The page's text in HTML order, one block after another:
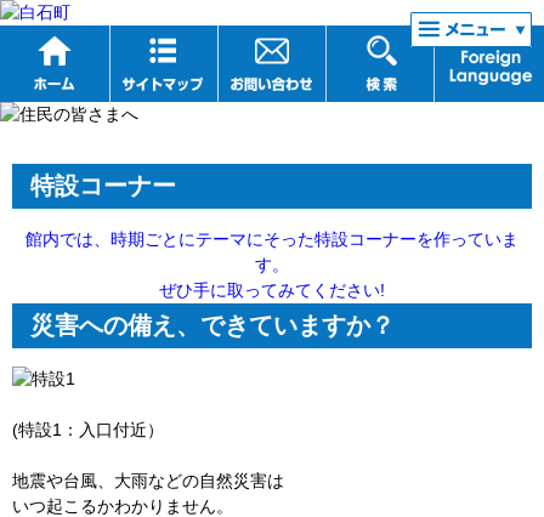
リンク集
特設コーナー
館内では、時期ごとにテーマにそった特設コーナーを作っていま
す。
ぜひ手に取ってみてください!
災害への備え、できていますか？
(特設1：入口付近）
地震や台風、大雨などの自然災害は
いつ起こるかわかりません。